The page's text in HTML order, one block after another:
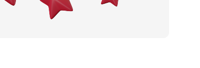
Ostavi recenziju